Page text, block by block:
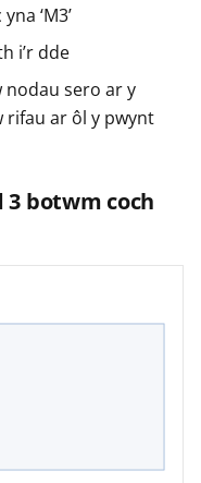
‘M3’
i’r dde
nodau sero ar y
rifau ar ôl y pwynt
3 botwm coch